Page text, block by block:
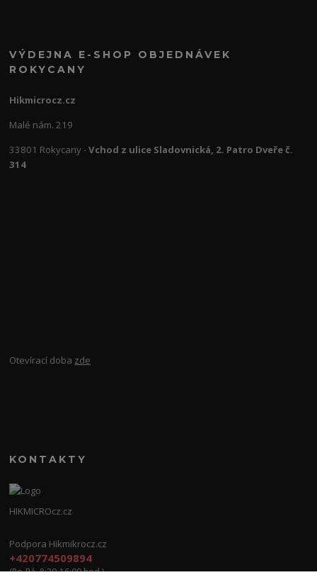
VÝDEJNA E-SHOP OBJEDNÁVEK
ROKYCANY
Hikmicrocz.cz
Malé nám. 219
33801 Rokycany -Vchod z ulice Sladovnická, 2. Patro Dveře č.
314
Otevírací doba zde
KONTAKTY
HIKMICROcz.cz
Podpora Hikmikrocz.cz
+420774509894
(Po-Pá, 8:30-16:00 hod.)